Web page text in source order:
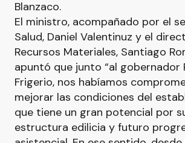
Blanzaco.
El ministro, acompañado por el
Salud, Daniel Valentinuz y el
Recursos Materiales, Santiago
apuntó que junto “al gobernador
Frigerio, nos habíamos
mejorar las condiciones del
que tiene un gran potencial por
estructura edilicia y futuro